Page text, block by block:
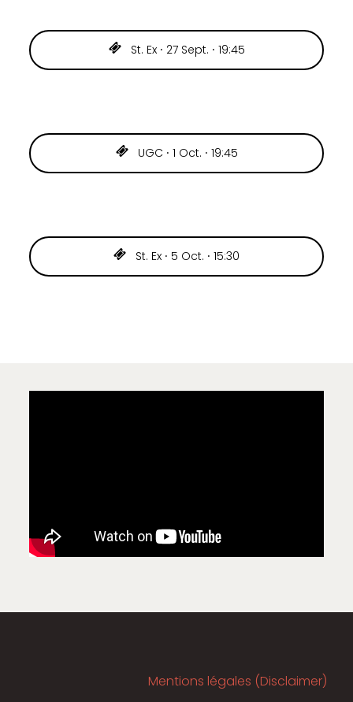
St. Ex ⸱ 27 Sept. ⸱ 19:45
UGC ⸱ 1 Oct. ⸱ 19:45
St. Ex ⸱ 5 Oct. ⸱ 15:30
Mentions légales (Disclaimer)